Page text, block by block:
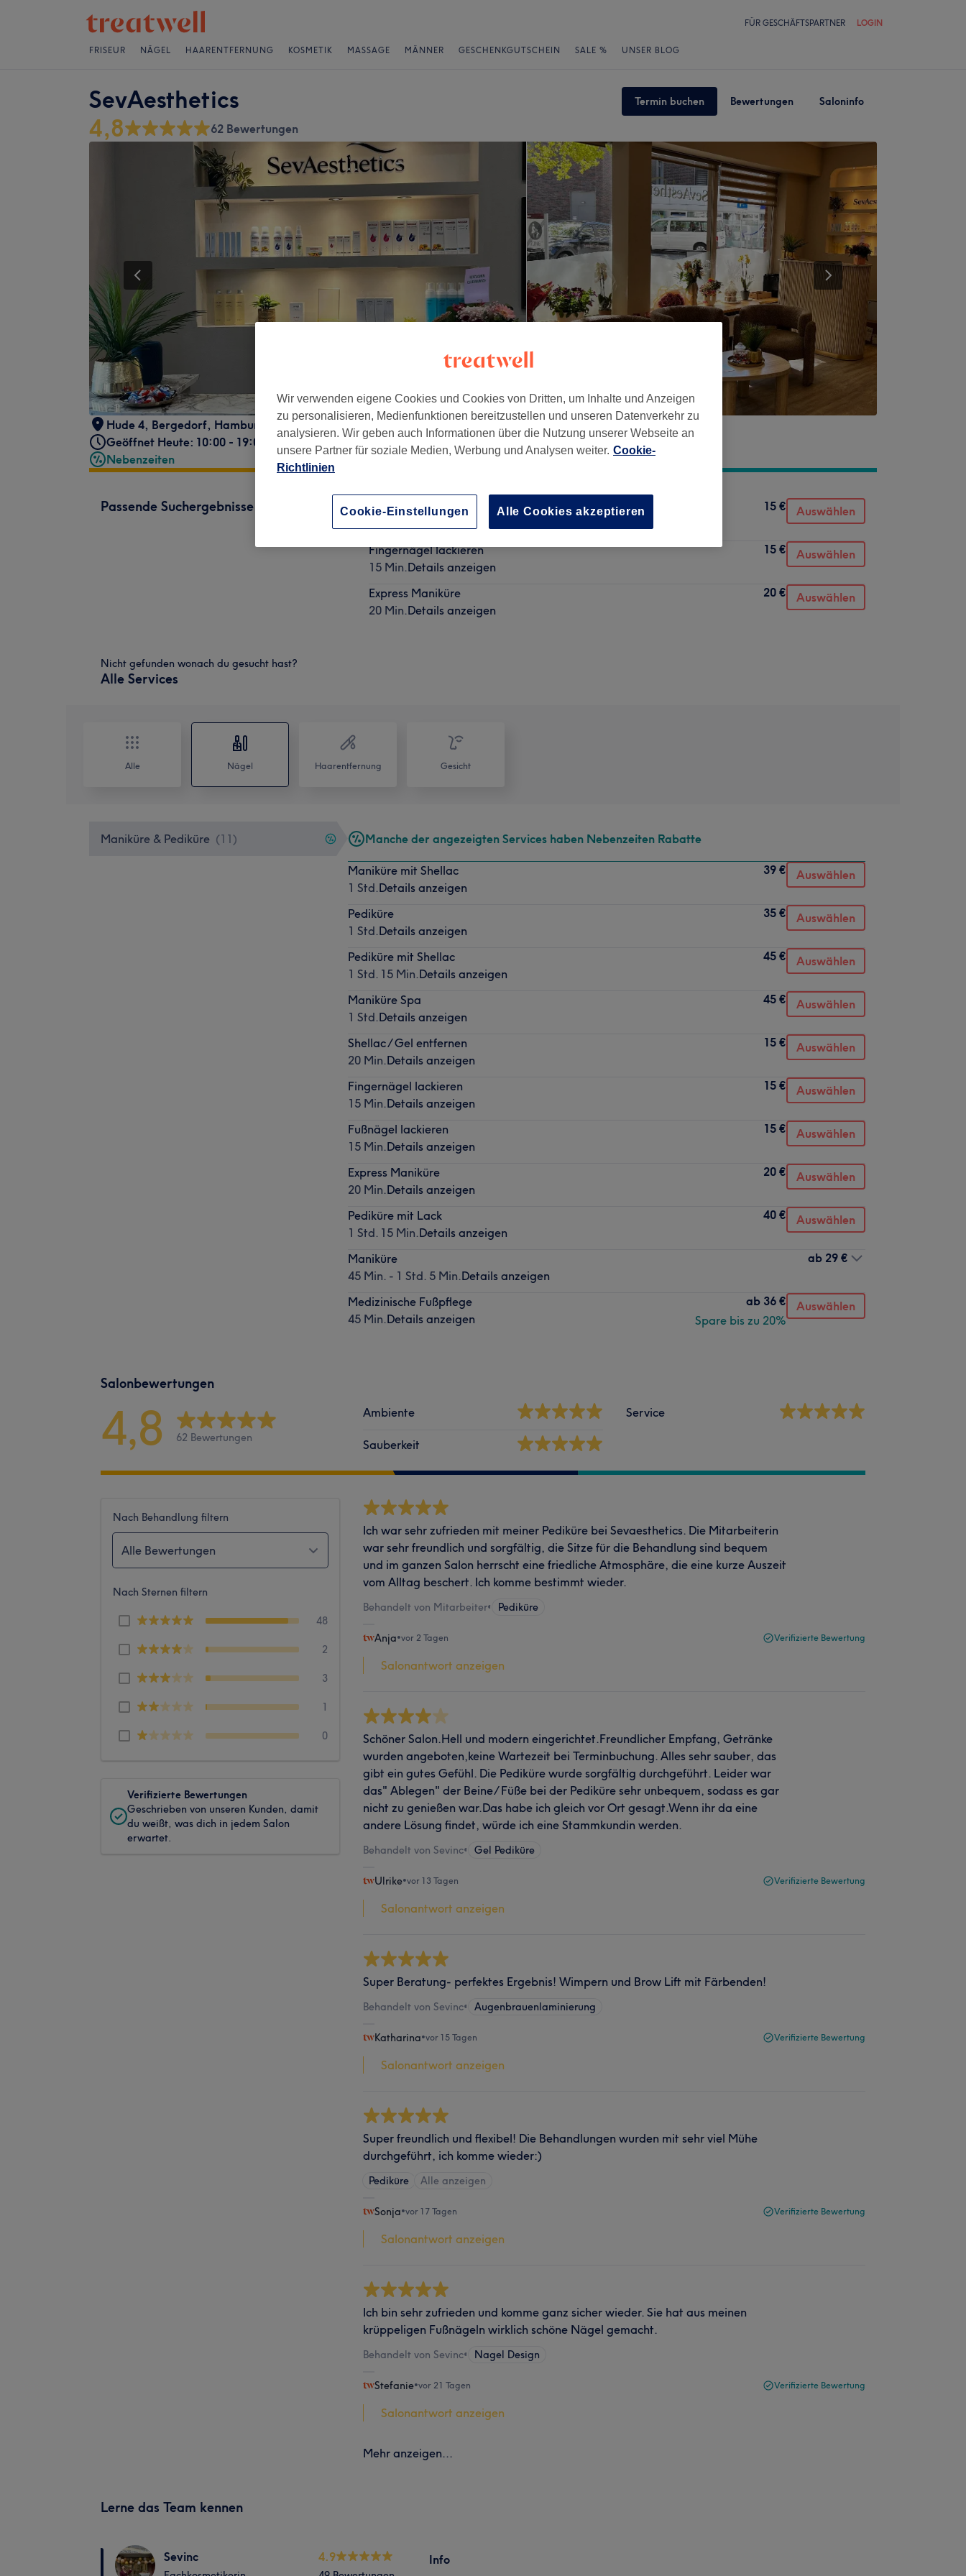
FÜR GESCHÄFTSPARTNER LOGIN
FRISEUR NÄGEL HAARENTFERNUNG KOSMETIK MASSAGE MÄNNER GESCHENKGUTSCHEIN SALE % UNSER BLOG
SevAesthetics Termin buchen Bewertungen Saloninfo
4,8 62 Bewertungen
Hude 4, Bergedorf, Hamburg
21029
Geöffnet Heute: 10:00 - 19:00
Nebenzeiten
Passende Suchergebnisse
Fußnägel lackieren
15 € Auswählen
Fingernägel lackieren
15 Min.Details anzeigen
15 € Auswählen
Express Maniküre
20 Min.Details anzeigen
20 € Auswählen
Nicht gefunden wonach du gesucht hast?
Alle Services
Alle Nägel Haarentfernung Gesicht
Maniküre & Pediküre (11 ) Manche der angezeigten Services haben Nebenzeiten Rabatte
Maniküre mit Shellac
1 Std.Details anzeigen
39 € Auswählen
Pediküre
1 Std.Details anzeigen
35 € Auswählen
Pediküre mit Shellac
1 Std. 15 Min.Details anzeigen
45 € Auswählen
Maniküre Spa
1 Std.Details anzeigen
45 € Auswählen
Shellac / Gel entfernen
20 Min.Details anzeigen
15 € Auswählen
Fingernägel lackieren
15 Min.Details anzeigen
15 € Auswählen
Fußnägel lackieren
15 Min.Details anzeigen
15 € Auswählen
Express Maniküre
20 Min.Details anzeigen
20 € Auswählen
Pediküre mit Lack
1 Std. 15 Min.Details anzeigen
40 € Auswählen
Maniküre
45 Min. - 1 Std. 5 Min.Details anzeigen
ab 29 €
Medizinische Fußpflege
45 Min.Details anzeigen
ab 36 €
Spare bis zu 20%
Auswählen
Salonbewertungen
4,8 62 Bewertungen
Ambiente
Sauberkeit
Service
Nach Behandlung filtern
Alle Bewertungen
Nach Sternen filtern
48
2
3
1
0
Verifizierte Bewertungen
Geschrieben von unseren Kunden, damit
du weißt, was dich in jedem Salon
erwartet.
Ich war sehr zufrieden mit meiner Pediküre bei Sevaesthetics. Die Mitarbeiterin
war sehr freundlich und sorgfältig, die Sitze für die Behandlung sind bequem
und im ganzen Salon herrscht eine friedliche Atmosphäre, die eine kurze Auszeit
vom Alltag beschert. Ich komme bestimmt wieder.
Behandelt von Mitarbeiter• Pediküre
Anja•vor 2 Tagen Verifizierte Bewertung
Salonantwort anzeigen
Schöner Salon.Hell und modern eingerichtet.Freundlicher Empfang, Getränke
wurden angeboten,keine Wartezeit bei Terminbuchung. Alles sehr sauber, das
gibt ein gutes Gefühl. Die Pediküre wurde sorgfältig durchgeführt. Leider war
das" Ablegen" der Beine/ Füße bei der Pediküre sehr unbequem, sodass es gar
nicht zu genießen war.Das habe ich gleich vor Ort gesagt.Wenn ihr da eine
andere Lösung findet, würde ich eine Stammkundin werden.
Behandelt von Sevinc• Gel Pediküre
Ulrike•vor 13 Tagen Verifizierte Bewertung
Salonantwort anzeigen
Super Beratung- perfektes Ergebnis! Wimpern und Brow Lift mit Färbenden!
Behandelt von Sevinc• Augenbrauenlaminierung
Katharina•vor 15 Tagen Verifizierte Bewertung
Salonantwort anzeigen
Super freundlich und flexibel! Die Behandlungen wurden mit sehr viel Mühe
durchgeführt, ich komme wieder:)
Pediküre Alle anzeigen
Sonja•vor 17 Tagen Verifizierte Bewertung
Salonantwort anzeigen
Ich bin sehr zufrieden und komme ganz sicher wieder. Sie hat aus meinen
krüppeligen Fußnägeln wirklich schöne Nägel gemacht.
Behandelt von Sevinc• Nagel Design
Stefanie•vor 21 Tagen Verifizierte Bewertung
Salonantwort anzeigen
Mehr anzeigen...
Lerne das Team kennen
Sevinc 4.9
Info
Wir verwenden eigene Cookies und Cookies von Dritten, um Inhalte und Anzeigen
zu personalisieren, Medienfunktionen bereitzustellen und unseren Datenverkehr zu
analysieren. Wir geben auch Informationen über die Nutzung unserer Webseite an
unsere Partner für soziale Medien, Werbung und Analysen weiter. Cookie-
Richtlinien
Cookie-Einstellungen Alle Cookies akzeptieren